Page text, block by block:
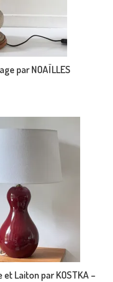
par NOAÏLLES
et Laiton par KOSTKA –